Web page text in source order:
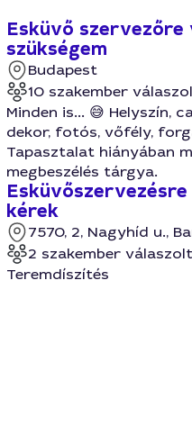
Esküvő szervezőre
szükségem
Budapest
10 szakember
Minden is... 😅 Helyszín,
dekor, fotós, vőfély,
Tapasztalat hiányában
megbeszélés tárgya.
kérek
7570, 2, Nagyhíd u.,
2 szakember válaszolt
Teremdíszítés